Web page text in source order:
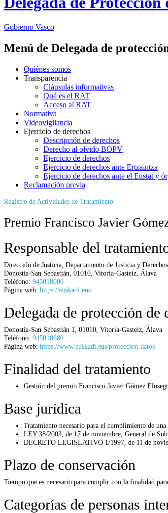
Gobierno Vasco
Menú de Delegada de
Quiénes somos
Transparencia
Cláusulas informativas
Qué es el RAT
Acceso al RAT
Normativa
Videovigilancia
Ejercicio de derechos
Descripción de derechos
Derecho al olvido BOPV
Ejercicio de derechos
Ejercicio de derechos ante Ertzaintza
Ejercicio de derechos ante el Eustat y
Reclamación previa
Registro de Actividades de Tratamiento
Premio Francisco Javier
Responsable del
Dirección de Justicia, Departamento de Justicia y
Donostia-San Sebastián 01010 Vitoria-Gasteiz Álava
Teléfono: 945018000
Página web: https://euskadi.eus
Delegada de protección de
Donostia-San Sebastián 1 01010 Vitoria-Gasteiz Álava
Teléfono: 945018680
Página web: https://www.euskadi.eus/proteccion-datos
Finalidad del tratamiento
Gestión del premio Francisco Javier Gómez
Base jurídica
Tratamiento necesario para el cumplimiento de
LEY 38/2003, de 17 de noviembre, General de
DECRETO LEGISLATIVO 1/1997, de 11 de
Plazo de conservación
Tiempo que es necesario para cumplir con la finalidad
Categorías de personas